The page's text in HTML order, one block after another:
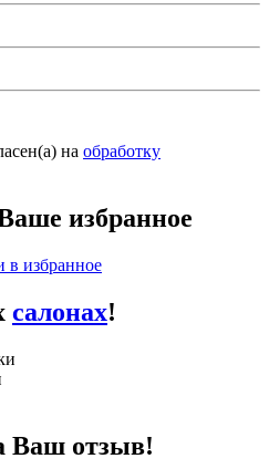
на обработку
избранное
в избранное
салонах!
Ваш отзыв!